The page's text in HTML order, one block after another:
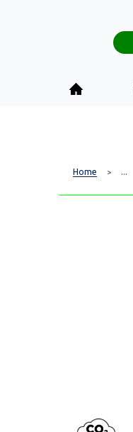
Home > ...